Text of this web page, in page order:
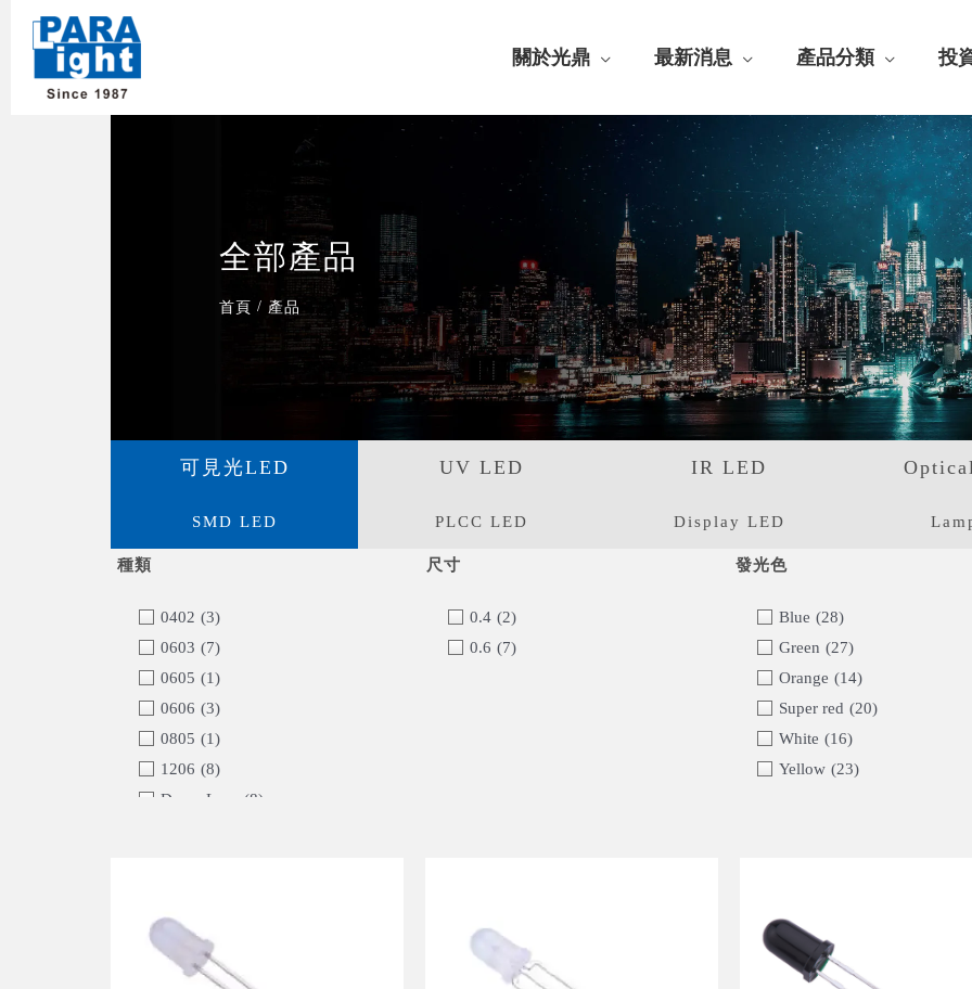
關於光鼎 最新消息 產品分類 投
全部產品
首頁 / 產品
可見光LED UV LED IR LED
SMD LED PLCC LED Display LED
0402 (3)
0603 (7)
0605 (1)
0606 (3)
0805 (1)
1206 (8)
Dome Lens
(8)
0.4 (2)
0.6 (7)
Blue (28)
Green (27)
Orange (14)
Super red (20)
White (16)
Yellow (23)